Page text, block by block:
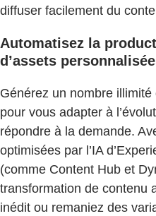
diffuser facilement du
Automatisez la
d’assets
Générez un nombre
pour vous adapter à
répondre à la demande.
optimisées par l’IA
(comme Content Hub et
transformation de contenu
inédit ou remaniez des